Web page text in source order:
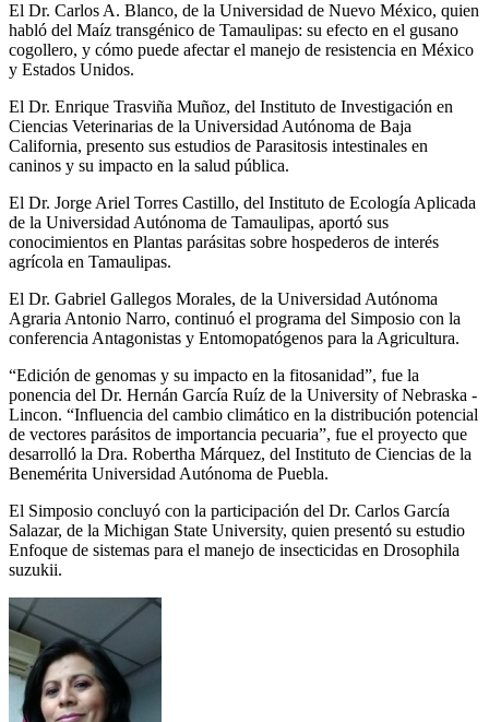
El Dr. Carlos A. Blanco, de la Universidad de Nuevo México, quien
habló del Maíz transgénico de Tamaulipas: su efecto en el gusano
cogollero, y cómo puede afectar el manejo de resistencia en México
y Estados Unidos.
El Dr. Enrique Trasviña Muñoz, del Instituto de Investigación en
Ciencias Veterinarias de la Universidad Autónoma de Baja
California, presento sus estudios de Parasitosis intestinales en
caninos y su impacto en la salud pública.
El Dr. Jorge Ariel Torres Castillo, del Instituto de Ecología Aplicada
de la Universidad Autónoma de Tamaulipas, aportó sus
conocimientos en Plantas parásitas sobre hospederos de interés
agrícola en Tamaulipas.
El Dr. Gabriel Gallegos Morales, de la Universidad Autónoma
Agraria Antonio Narro, continuó el programa del Simposio con la
conferencia Antagonistas y Entomopatógenos para la Agricultura.
“Edición de genomas y su impacto en la fitosanidad”, fue la
ponencia del Dr. Hernán García Ruíz de la University of Nebraska -
Lincon. “Influencia del cambio climático en la distribución potencial
de vectores parásitos de importancia pecuaria”, fue el proyecto que
desarrolló la Dra. Robertha Márquez, del Instituto de Ciencias de la
Benemérita Universidad Autónoma de Puebla.
El Simposio concluyó con la participación del Dr. Carlos García
Salazar, de la Michigan State University, quien presentó su estudio
Enfoque de sistemas para el manejo de insecticidas en Drosophila
suzukii.